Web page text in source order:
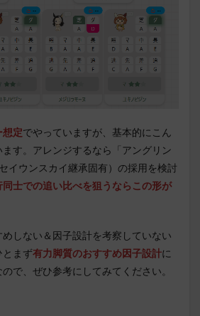
想定でやっていますが、基本的にこん
す。アレンジするなら「アングリン
イウンスカイ継承固有）の採用を検討
同士での追い比べを狙うならこの形が
しない＆因子設計を考察していない
まず有力脚質のおすすめ因子設計に
で、ぜひ参考にしてみてください。